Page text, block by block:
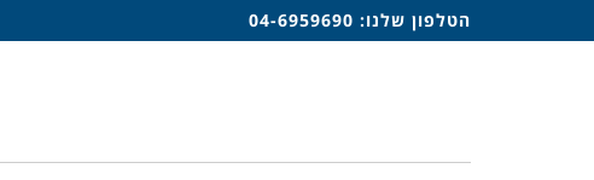
הטלפון שלנו: 04-6959690